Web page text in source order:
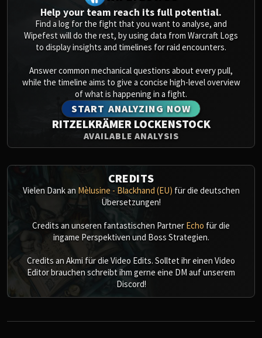
Help your team reach its full potential.
Find a log for the fight that you want to analyse, and
Wipefest will do the rest, by using data from Warcraft Logs
to display insights and timelines for raid encounters.
Answer common mechanical questions about every pull,
while the timeline aims to give a concise high-level overview
of what is happening in a fight.
START ANALYZING NOW
RITZELKRÄMER LOCKENSTOCK
AVAILABLE ANALYSIS
CREDITS
Vielen Dank an Mèlusine - Blackhand (EU) für die deutschen
Übersetzungen!
Credits an unseren fantastischen Partner Echo für die
ingame Perspektiven und Boss Strategien.
Credits an Akmi für die Video Edits. Solltet ihr einen Video
Editor brauchen schreibt ihm gerne eine DM auf unserem
Discord!